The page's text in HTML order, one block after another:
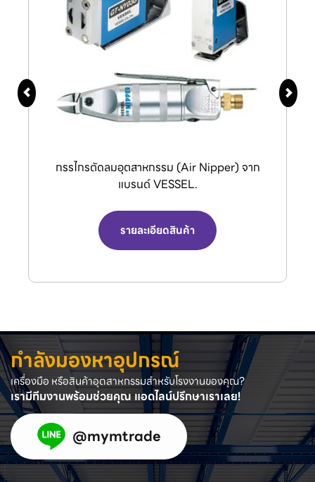
กรรไกรตัดลมอุตสาหกรรม (Air Nipper) จาก
แบรนด์ VESSEL.
รายละเอียดสินค้า
กำลังมองหาอุปกรณ์
เครื่องมือ หรือสินค้าอุตสาหกรรมสำหรับโรงงานของคุณ?
เรามีทีมงานพร้อมช่วยคุณ แอดไลน์ปรึกษาเราเลย!
@mymtrade